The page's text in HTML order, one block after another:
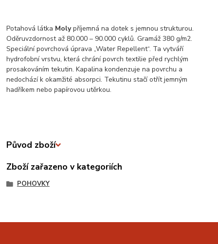
Potahová látka Molypříjemná na dotek s jemnou strukturou.
Oděruvzdornost až 80.000 – 90.000 cyklů. Gramáž 380 g/m2.
Speciální povrchová úprava „Water Repellent“. Ta vytváří
hydrofobní vrstvu, která chrání povrch textilie před rychlým
prosakováním tekutin. Kapalina kondenzuje na povrchu a
nedochází k okamžité absorpci. Tekutinu stačí otřít jemným
hadříkem nebo papírovou utěrkou.
Původ zboží
Zboží zařazeno v kategoriích
POHOVKY